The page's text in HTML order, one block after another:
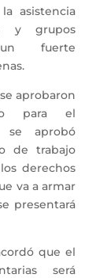
asistencia
y grupos
fuerte
aprobaron
para el
se aprobó
de trabajo
derechos
va a armar
presentará
que el
será